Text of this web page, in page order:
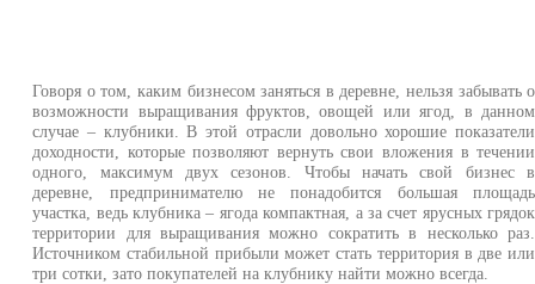
Говоря о том, каким бизнесом заняться в деревне, нельзя забывать о
возможности выращивания фруктов, овощей или ягод, в данном
случае – клубники. В этой отрасли довольно хорошие показатели
доходности, которые позволяют вернуть свои вложения в течении
одного, максимум двух сезонов. Чтобы начать свой бизнес в
деревне, предпринимателю не понадобится большая площадь
участка, ведь клубника – ягода компактная, а за счет ярусных грядок
территории для выращивания можно сократить в несколько раз.
Источником стабильной прибыли может стать территория в две или
три сотки, зато покупателей на клубнику найти можно всегда.